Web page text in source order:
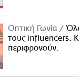
Οπτική Γωνία
τους influencers.
περιφρονούν.